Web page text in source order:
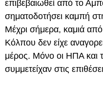
επιβεβαιωθεί από το
σηματοδοτήσει καμπή
Μέχρι σήμερα, καμιά από
Κόλπου δεν είχε
μέρος. Μόνο οι ΗΠΑ και
συμμετείχαν στις